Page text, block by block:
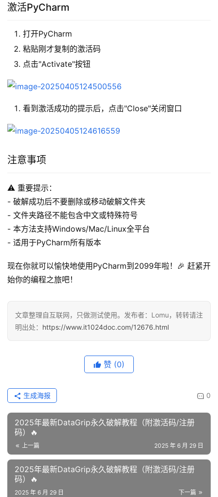
激活PyCharm
打开PyCharm
粘贴刚才复制的激活码
点击"Activate"按钮
看到激活成功的提示后，点击"Close"关闭窗口
注意事项
⚠️ 重要提示：
- 破解成功后不要删除或移动破解文件夹
- 文件夹路径不能包含中文或特殊符号
- 本方法支持Windows/Mac/Linux全平台
- 适用于PyCharm所有版本
现在你就可以愉快地使用PyCharm到2099年啦！🎉 赶紧开
始你的编程之旅吧！
文章整理自互联网，只做测试使用。发布者：Lomu，转转请注
明出处： https://www.it1024doc.com/12676.html
赞 (0)
0
生成海报
2025年最新DataGrip永久破解教程（附激活码/注册
码）🔥
上一篇 2025 年 6 月 29 日
2025年最新DataGrip永久破解教程（附激活码/注册
码）🔥
下一篇
2025 年 6 月 29 日